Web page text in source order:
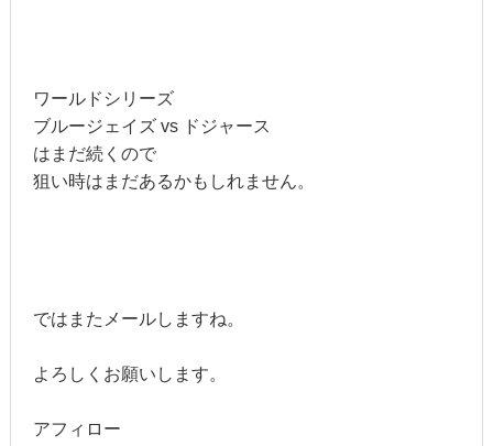
ワールドシリーズ
ブルージェイズ vs ドジャース
はまだ続くので
狙い時はまだあるかもしれません。
ではまたメールしますね。
よろしくお願いします。
アフィロー